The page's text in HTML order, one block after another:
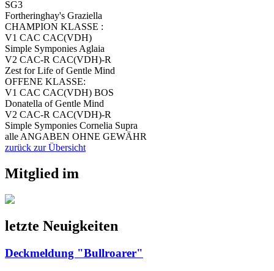
SG3
Fortheringhay's Graziella
CHAMPION KLASSE :
V1 CAC CAC(VDH)
Simple Symponies Aglaia
V2 CAC-R CAC(VDH)-R
Zest for Life of Gentle Mind
OFFENE KLASSE:
V1 CAC CAC(VDH) BOS
Donatella of Gentle Mind
V2 CAC-R CAC(VDH)-R
Simple Symponies Cornelia Supra
alle ANGABEN OHNE GEWÄHR
zurück zur Übersicht
Mitglied im
letzte Neuigkeiten
Deckmeldung "Bullroarer"